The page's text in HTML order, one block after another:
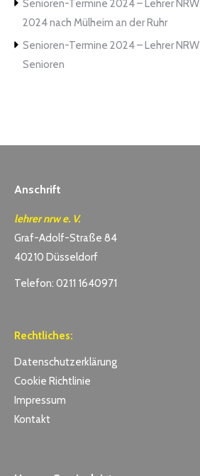
Senioren-Termine 2024 – Lehrer NRW
2024 nach Mülheim an der Ruhr
Senioren-Termine 2024 – Lehrer NRW
Senioren
Anschrift
lehrer nrw e. V.
Graf-Adolf-Straße 84
40210 Düsseldorf
Telefon: 0211 1640971
Rechtliches:
Datenschutzerklärung
Cookie Richtlinie
Impressum
Kontakt